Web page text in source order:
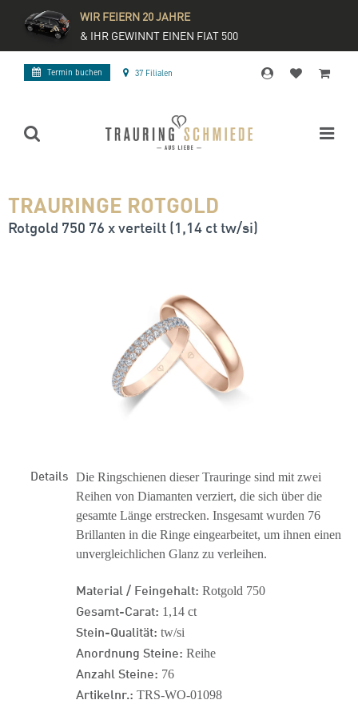
WIR FEIERN 20 JAHRE
& IHR GEWINNT EINEN FIAT 500
Termin buchen 37 Filialen
TRAURINGE ROTGOLD
Rotgold 750 76 x verteilt (1,14 ct tw/si)
Details Die Ringschienen dieser Trauringe sind mit zwei
Reihen von Diamanten verziert, die sich über die
gesamte Länge erstrecken. Insgesamt wurden 76
Brillanten in die Ringe eingearbeitet, um ihnen einen
unvergleichlichen Glanz zu verleihen.
Material / Feingehalt: Rotgold 750
Gesamt-Carat: 1,14 ct
Stein-Qualität: tw/si
Anordnung Steine: Reihe
Anzahl Steine: 76
Artikelnr.: TRS-WO-01098